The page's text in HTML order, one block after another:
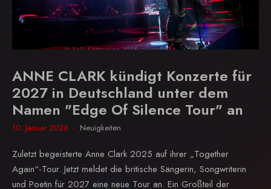
ANNE CLARK kündigt Konzerte für
2027 in Deutschland unter dem
Namen "Edge Of Silence Tour" an
10. Januar 2026 Neuigkeiten
Zuletzt begeisterte Anne Clark 2025 auf ihrer „Together
Again“-Tour. Jetzt meldet die britische Sängerin, Songwriterin
und Poetin für 2027 eine neue Tour an. Ein Großteil der